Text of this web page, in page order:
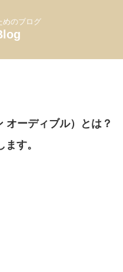
めのブログ
ーディブル）とは？
す。